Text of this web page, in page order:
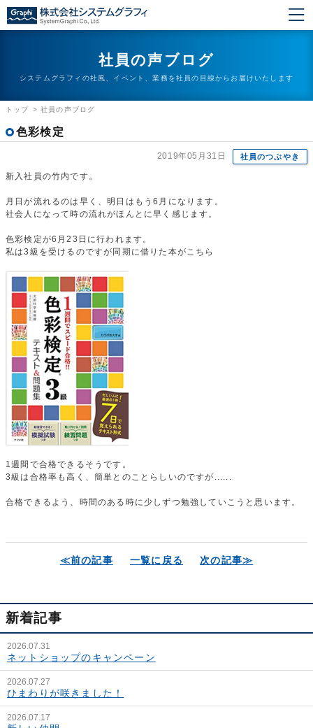
社員の声ブログ
システムグラフィの社風、イベント、業務を社員の目線からお届けいたします
トップ >社員の声ブログ
色彩検定
2019年05月31日 社員のつぶやき
新入社員の竹内です。
月日が流れるのは早く、明日はもう6月になります。
社会人になって時の流れがほんとに早く感じます。
色彩検定が6月23日に行われます。
私は3級を受けるのですが同期に借りた本がこちら
1週間で合格できるそうです。
3級は合格率も高く、簡単とのことらしいのですが......
合格できるよう、時間のある時に少しずつ勉強していこうと思います。
≪前の記事 一覧に戻る 次の記事≫
新着記事
2026.07.31
ネットショップのキャンペーン
2026.07.27
ひまわりが咲きました！
2026.07.17